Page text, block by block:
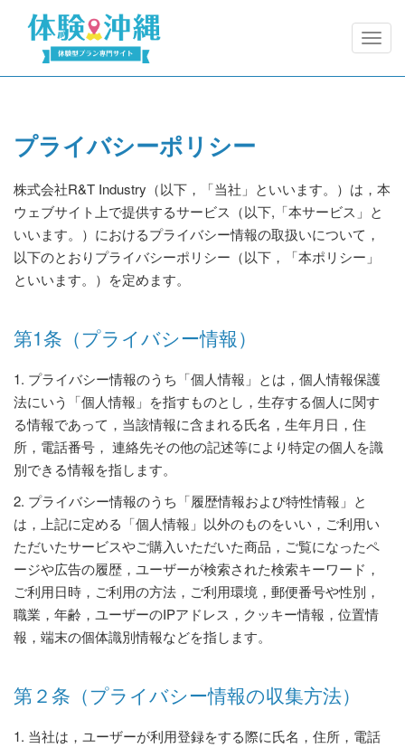
プライバシーポリシー
株式会社R&T Industry（以下，「当社」といいます。）は，本
ウェブサイト上で提供するサービス（以下,「本サービス」と
いいます。）におけるプライバシー情報の取扱いについて，
以下のとおりプライバシーポリシー（以下，「本ポリシー」
といいます。）を定めます。
第1条（プライバシー情報）
1. プライバシー情報のうち「個人情報」とは，個人情報保護
法にいう「個人情報」を指すものとし，生存する個人に関す
る情報であって，当該情報に含まれる氏名，生年月日，住
所，電話番号， 連絡先その他の記述等により特定の個人を識
別できる情報を指します。
2. プライバシー情報のうち「履歴情報および特性情報」と
は，上記に定める「個人情報」以外のものをいい，ご利用い
ただいたサービスやご購入いただいた商品，ご覧になったペ
ージや広告の履歴，ユーザーが検索された検索キーワード，
ご利用日時，ご利用の方法，ご利用環境，郵便番号や性別，
職業，年齢，ユーザーのIPアドレス，クッキー情報，位置情
報，端末の個体識別情報などを指します。
第２条（プライバシー情報の収集方法）
1. 当社は，ユーザーが利用登録をする際に氏名，住所，電話